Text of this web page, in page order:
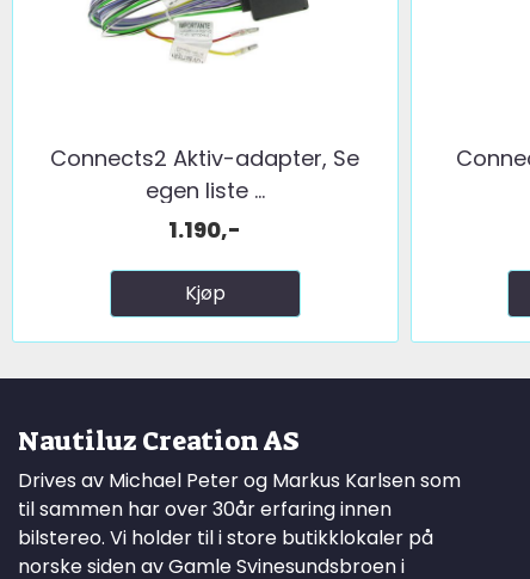
Connects2 Aktiv-adapter, Se
egen liste ...
1.190,-
Kjøp
Nautiluz Creation AS
Drives av Michael Peter og Markus Karlsen som
til sammen har over 30år erfaring innen
bilstereo. Vi holder til i store butikklokaler på
norske siden av Gamle Svinesundsbroen i